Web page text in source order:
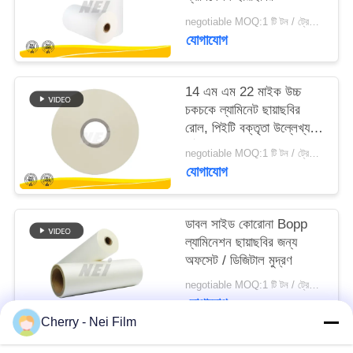
PRIVACY
POLICY
negotiable MOQ:1 টি টন / ট্রেইলের অর্ডার আলোচনা সাপেক্ষ
যোগাযোগ
14 এম এম 22 মাইক উচ্চ
চকচকে ল্যামিনেট ছায়াছবির
রোল, পিইটি বক্তৃতা উল্লেখ্য,
পৃষ্ঠ পাতন টেপ
negotiable MOQ:1 টি টন / ট্রেইলের অর্ডার আলোচনা সাপেক্ষ
যোগাযোগ
ডাবল সাইড কোরোনা Bopp
ল্যামিনেশন ছায়াছবির জন্য
অফসেট / ডিজিটাল মুদ্রণ
negotiable MOQ:1 টি টন / ট্রেইলের অর্ডার আলোচনা সাপেক্ষ
যোগাযোগ
Cherry - Nei Film